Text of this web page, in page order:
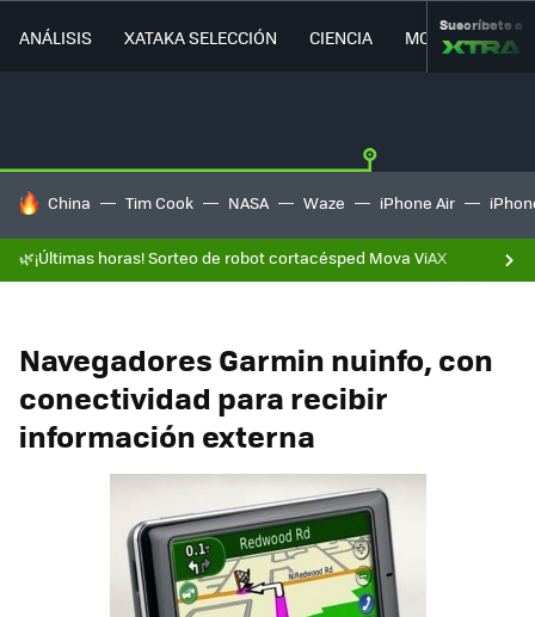
ANÁLISIS XATAKA SELECCIÓN CIENCIA MOVILIDAD
Suscríbete a
HOY SE HABLA DE
China Tim Cook NASA Waze iPhone Air
🌿¡Últimas horas! Sorteo de robot cortacésped Mova ViAX
Navegadores Garmin nuinfo, con
conectividad para recibir
información externa